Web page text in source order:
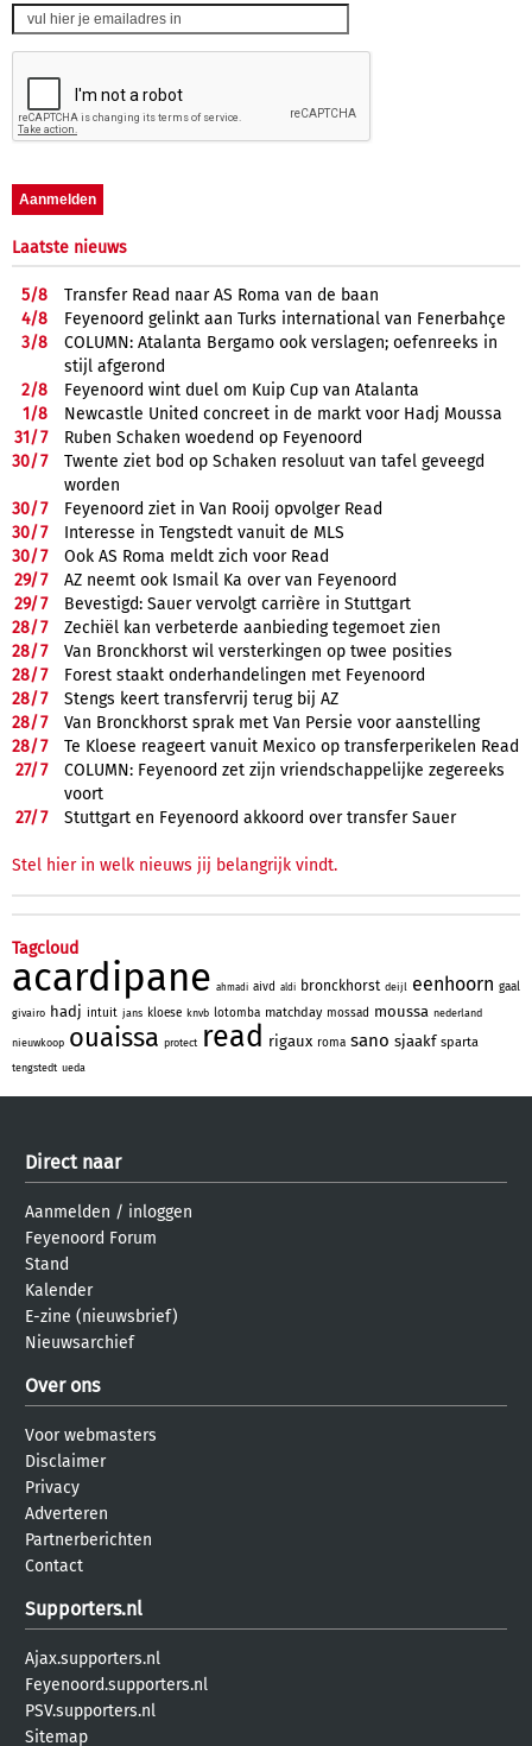
Laatste nieuws
5/8
Transfer Read naar AS Roma van de baan
4/8
Feyenoord gelinkt aan Turks international van Fenerbahçe
3/8
COLUMN: Atalanta Bergamo ook verslagen; oefenreeks in
stijl afgerond
2/8
Feyenoord wint duel om Kuip Cup van Atalanta
1/8
Newcastle United concreet in de markt voor Hadj Moussa
31/7
Ruben Schaken woedend op Feyenoord
30/7
Twente ziet bod op Schaken resoluut van tafel geveegd
worden
30/7
Feyenoord ziet in Van Rooij opvolger Read
30/7
Interesse in Tengstedt vanuit de MLS
30/7
Ook AS Roma meldt zich voor Read
29/7
AZ neemt ook Ismail Ka over van Feyenoord
29/7
Bevestigd: Sauer vervolgt carrière in Stuttgart
28/7
Zechiël kan verbeterde aanbieding tegemoet zien
28/7
Van Bronckhorst wil versterkingen op twee posities
28/7
Forest staakt onderhandelingen met Feyenoord
28/7
Stengs keert transfervrij terug bij AZ
28/7
Van Bronckhorst sprak met Van Persie voor aanstelling
28/7
Te Kloese reageert vanuit Mexico op transferperikelen Read
27/7
COLUMN: Feyenoord zet zijn vriendschappelijke zegereeks
voort
27/7 Stuttgart en Feyenoord akkoord over transfer Sauer
Stel hier in welk nieuws jij belangrijk vindt.
Tagcloud
acardipane ahmadi aivd aldi bronckhorst deijl eenhoorn gaal
givairo hadj intuit jans kloese knvb lotomba matchday mossad moussa nederland
nieuwkoop ouaissa protect read rigaux roma sano sjaakf sparta
tengstedt ueda
Direct naar
Aanmelden / inloggen
Feyenoord Forum
Stand
Kalender
E-zine (nieuwsbrief)
Nieuwsarchief
Over ons
Voor webmasters
Disclaimer
Privacy
Adverteren
Partnerberichten
Contact
Supporters.nl
Ajax.supporters.nl
Feyenoord.supporters.nl
PSV.supporters.nl
Sitemap